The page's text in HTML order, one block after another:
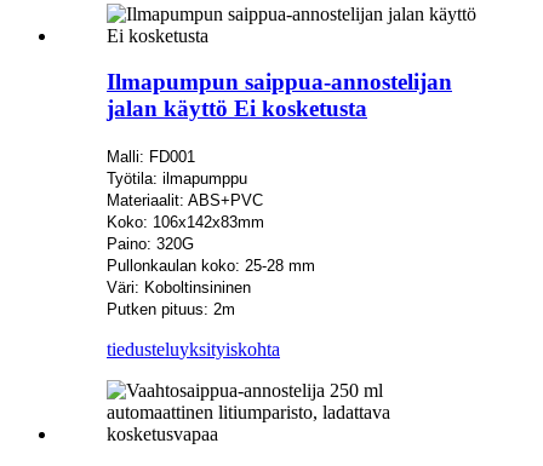
Ilmapumpun saippua-annostelijan
jalan käyttö Ei kosketusta
Malli: FD001
Työtila: ilmapumppu
Materiaalit: ABS+PVC
Koko: 106x142x83mm
Paino: 320G
Pullonkaulan koko: 25-28 mm
Väri: Koboltinsininen
Putken pituus: 2m
tiedusteluyksityiskohta